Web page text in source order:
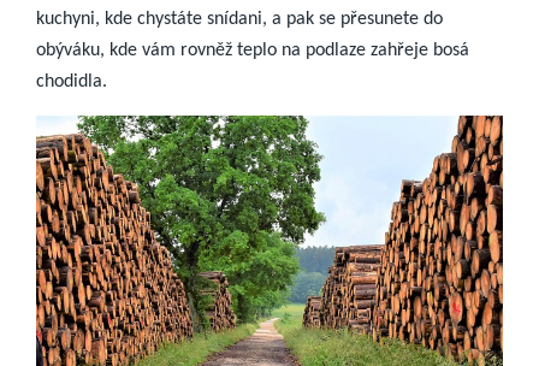
kuchyni, kde chystáte snídani, a pak se přesunete do
obýváku, kde vám rovněž teplo na podlaze zahřeje bosá
chodidla.